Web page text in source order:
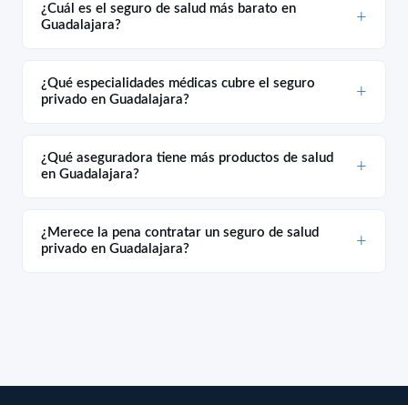
¿Cuál es el seguro de salud más barato en
Guadalajara?
¿Qué especialidades médicas cubre el seguro
privado en Guadalajara?
¿Qué aseguradora tiene más productos de salud
en Guadalajara?
¿Merece la pena contratar un seguro de salud
privado en Guadalajara?